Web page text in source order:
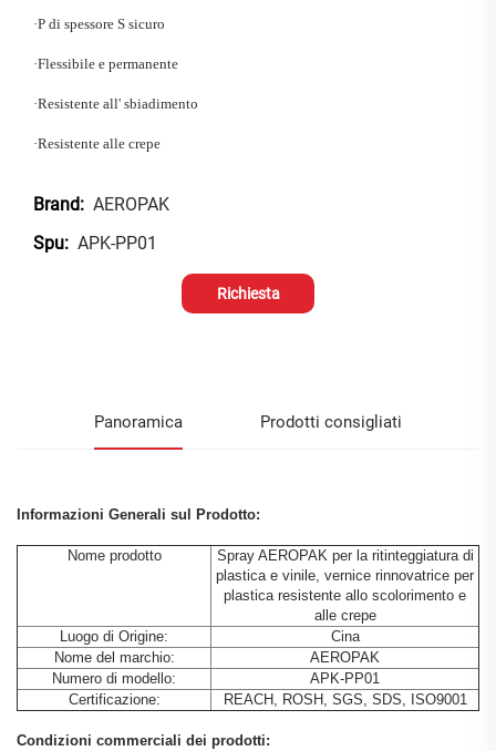
·P di spessore S sicuro
·Flessibile e permanente
·Resistente all' sbiadimento
·Resistente alle crepe
Brand: AEROPAK
Spu: APK-PP01
Richiesta
Panoramica Prodotti consigliati
Informazioni Generali sul Prodotto:
Nome prodotto
Spray AEROPAK per la ritinteggiatura di
plastica e vinile, vernice rinnovatrice per
plastica resistente allo scolorimento e
alle crepe
Luogo di Origine:
Cina
Nome del marchio:
AEROPAK
Numero di modello:
APK-PP01
Certificazione:
REACH, ROSH, SGS, SDS, ISO9001
Condizioni commerciali dei prodotti: